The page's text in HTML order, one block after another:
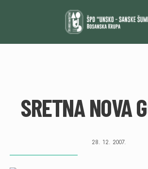
SRETNA NOVA
28. 12. 2007.